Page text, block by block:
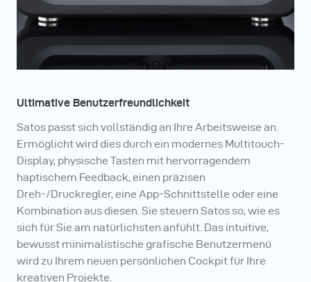
Ultimative Benutzerfreundlichkeit
Satos passt sich vollständig an Ihre Arbeitsweise an.
Ermöglicht wird dies durch ein modernes Multitouch-
Display, physische Tasten mit hervorragendem
haptischem Feedback, einen präzisen
Dreh-/Druckregler, eine App-Schnittstelle oder eine
Kombination aus diesen. Sie steuern Satos so, wie es
sich für Sie am natürlichsten anfühlt. Das intuitive,
bewusst minimalistische grafische Benutzermenü
wird zu Ihrem neuen persönlichen Cockpit für Ihre
kreativen Projekte.